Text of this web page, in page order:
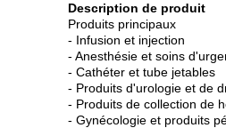
Description de produit
Produits principaux
- Infusion et injection
- Anesthésie et soins
- Cathéter et tube jetables
- Produits d'urologie et de
- Produits de collection de
- Gynécologie et produits